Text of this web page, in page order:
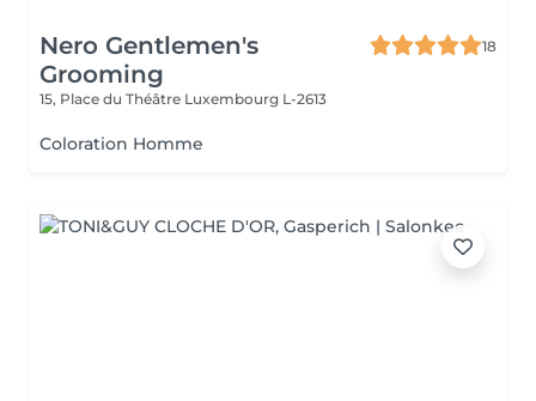
Nero Gentlemen's
Grooming
18
15, Place du Théâtre Luxembourg L-2613
Coloration Homme